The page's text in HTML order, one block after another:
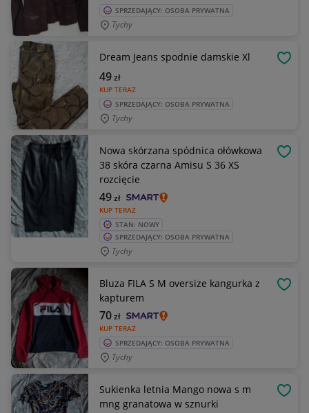
SPRZEDAJĄCY: OSOBA PRYWATNA
Tychy
Dream Jeans spodnie damskie Xl
KUP TERAZ
49zł
SPRZEDAJĄCY: OSOBA PRYWATNA
Tychy
Nowa skórzana spódnica ołówkowa
38 skóra czarna Amisu S 36 XS
rozcięcie
KUP TERAZ
49zł
STAN: NOWY
SPRZEDAJĄCY: OSOBA PRYWATNA
Tychy
Bluza FILA S M oversize kangurka z
kapturem
KUP TERAZ
70zł
SPRZEDAJĄCY: OSOBA PRYWATNA
Tychy
Sukienka letnia Mango nowa s m
mng granatowa w sznurki